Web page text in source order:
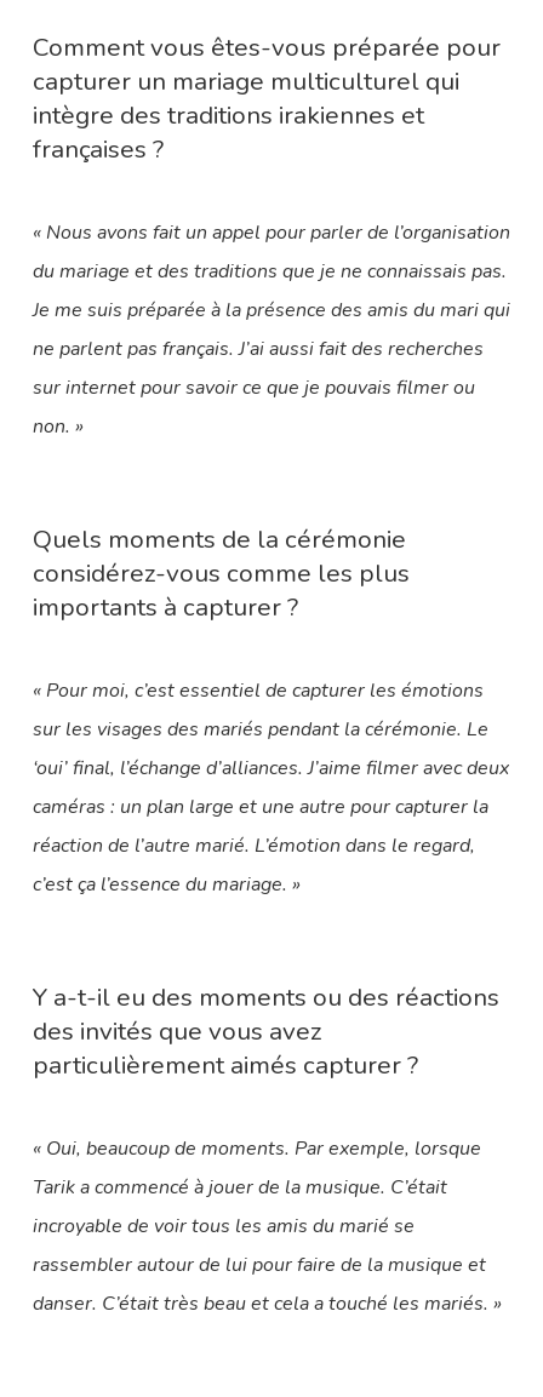
Comment vous êtes-vous préparée pour
capturer un mariage multiculturel qui
intègre des traditions irakiennes et
françaises ?
« Nous avons fait un appel pour parler de l’organisation
du mariage et des traditions que je ne connaissais pas.
Je me suis préparée à la présence des amis du mari qui
ne parlent pas français. J’ai aussi fait des recherches
sur internet pour savoir ce que je pouvais filmer ou
non. »
Quels moments de la cérémonie
considérez-vous comme les plus
importants à capturer ?
« Pour moi, c’est essentiel de capturer les émotions
sur les visages des mariés pendant la cérémonie. Le
‘oui’ final, l’échange d’alliances. J’aime filmer avec deux
caméras : un plan large et une autre pour capturer la
réaction de l’autre marié. L’émotion dans le regard,
c’est ça l’essence du mariage. »
Y a-t-il eu des moments ou des réactions
des invités que vous avez
particulièrement aimés capturer ?
« Oui, beaucoup de moments. Par exemple, lorsque
Tarik a commencé à jouer de la musique. C’était
incroyable de voir tous les amis du marié se
rassembler autour de lui pour faire de la musique et
danser. C’était très beau et cela a touché les mariés. »